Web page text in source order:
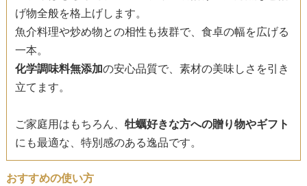
げ物全般を格上げします。
魚介料理や炒め物との相性も抜群で、食卓の幅を広げる
一本。
化学調味料無添加の安心品質で、素材の美味しさを引き
立てます。
ご家庭用はもちろん、 牡蠣好きな方への贈り物やギフト
にも最適な、特別感のある逸品です。
おすすめの使い方